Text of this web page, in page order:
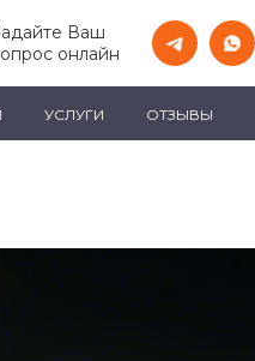
Ваш
онлайн
УСЛУГИ ОТЗЫВЫ